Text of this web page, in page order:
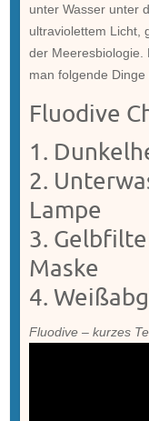
unter Wasser unter
ultraviolettem Licht,
der Meeresbiologie.
man folgende
Fluodive
1.
2.
Lampe
3.
Maske
4.
Fluodive – kurzes